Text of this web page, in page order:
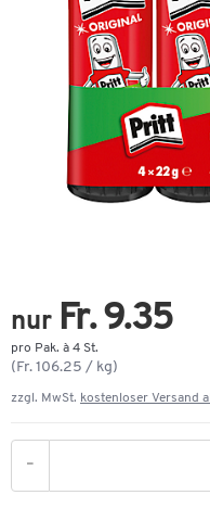
nur Fr. 9.35
pro Pak. à 4 St.
(Fr. 106.25 / kg)
zzgl. MwSt. kostenloser Versand
-